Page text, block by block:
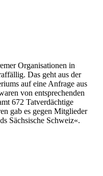
Organisationen in
Das geht aus der
auf eine Anfrage aus
von entsprechenden
672 Tatverdächtige
gab es gegen Mitglieder
Sächsische Schweiz«.